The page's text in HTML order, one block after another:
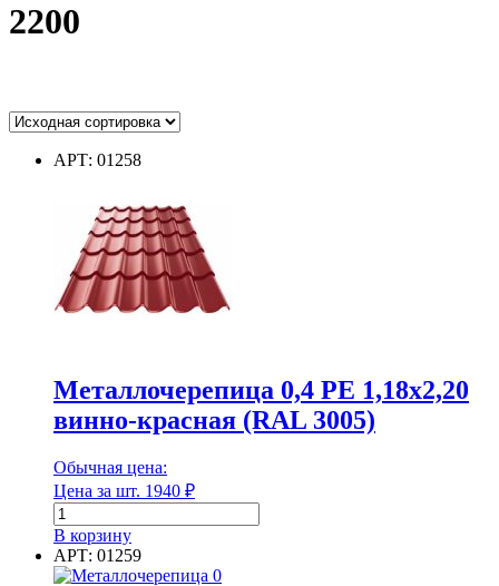
2200
Цвет
Диаметр
Диаметр наружный
Диаметр наружный
Диаметр внутренний
АРТ: 01258
Металлочерепица 0,4 РЕ 1,18х2,20
винно-красная (RAL 3005)
Обычная цена:
Цена за шт. 1940 ₽
Количество
товара
Металлочерепица
0,4
В корзину
АРТ: 01259